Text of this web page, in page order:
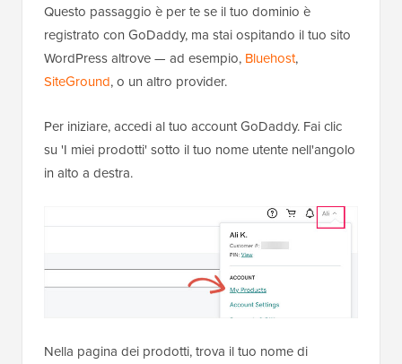
Questo passaggio è per te se il tuo dominio è
registrato con GoDaddy, ma stai ospitando il tuo sito
WordPress altrove — ad esempio, Bluehost,
SiteGround, o un altro provider.
Per iniziare, accedi al tuo account GoDaddy. Fai clic
su 'I miei prodotti' sotto il tuo nome utente nell'angolo
in alto a destra.
Nella pagina dei prodotti, trova il tuo nome di